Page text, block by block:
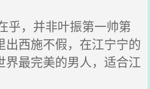
，并非叶振第一帅第
出西施不假，在江宁宁的
界最完美的男人，适合江